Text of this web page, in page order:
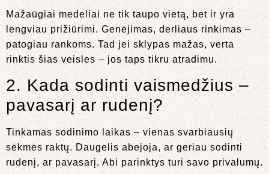
Mažaūgiai medeliai ne tik taupo vietą, bet ir yra
lengviau prižiūrimi. Genėjimas, derliaus rinkimas –
patogiau rankoms. Tad jei sklypas mažas, verta
rinktis šias veisles – jos taps tikru atradimu.
2. Kada sodinti vaismedžius –
pavasarį ar rudenį?
Tinkamas sodinimo laikas – vienas svarbiausių
sėkmės raktų. Daugelis abejoja, ar geriau sodinti
rudenį, ar pavasarį. Abi parinktys turi savo privalumų.